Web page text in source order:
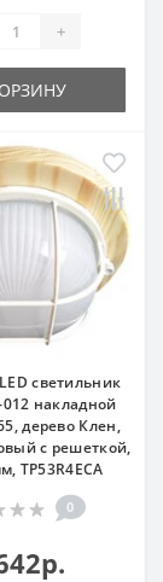
+
светильник
накладной
дерево Клен,
с решеткой,
TP53R4ECA
0